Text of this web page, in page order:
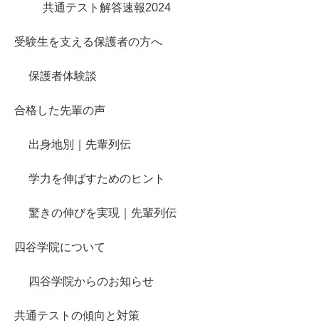
共通テスト解答速報2024
受験生を支える保護者の方へ
保護者体験談
合格した先輩の声
出身地別｜先輩列伝
学力を伸ばすためのヒント
驚きの伸びを実現｜先輩列伝
四谷学院について
四谷学院からのお知らせ
共通テストの傾向と対策